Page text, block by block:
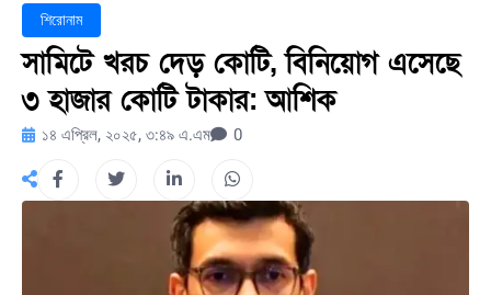
শিরোনাম
সামিটে খরচ দেড় কোটি, বিনিয়োগ এসেছে
৩ হাজার কোটি টাকার: আশিক
১৪ এপ্রিল, ২০২৫, ৩:৪৯ এ.এম 0